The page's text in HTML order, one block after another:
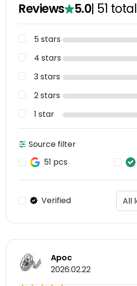
Reviews 5.0| 51 total
5 stars
4 stars
3 stars
2 stars
1 star
Source filter
51 pcs
Verified
Apoc
2026.02.22